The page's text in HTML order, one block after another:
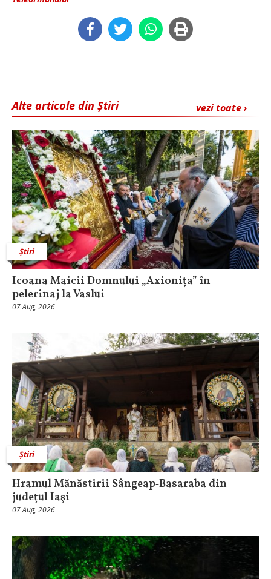
vezi toate ›
Alte articole din Știri
Știri
Icoana Maicii Domnului „Axionița” în
pelerinaj la Vaslui
07 Aug, 2026
Știri
Hramul Mănăstirii Sângeap‑Basaraba din
judeţul Iaşi
07 Aug, 2026